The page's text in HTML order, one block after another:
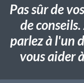
Pas sûr de
de
parlez à l'un
vous aider